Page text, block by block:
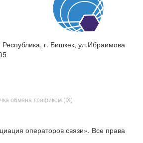
г. Бишкек, ул.Ибраимова
обмена трафиком (IX)
операторов связи». Все права